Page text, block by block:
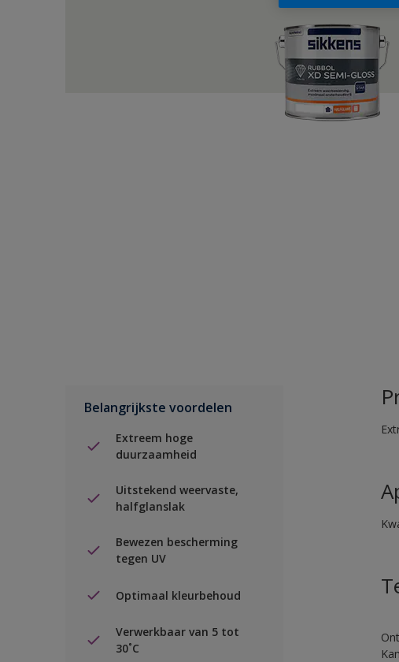
Belangrijkste voordelen
Extreem hoge
duurzaamheid
Uitstekend weervaste,
halfglanslak
Bewezen bescherming
tegen UV
Optimaal kleurbehoud
Verwerkbaar van 5 tot
30˚C